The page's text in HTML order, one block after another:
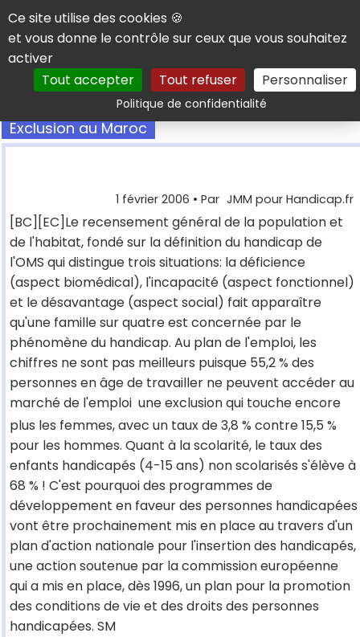
Panneau de gestion des cookies
Ce site utilise des cookies 🍪
et vous donne le contrôle sur ceux que vous souhaitez
activer
Tout accepter
Tout refuser Personnaliser
Politique de confidentialitéRechercher
Exclusion au Maroc
1 février 2006 • Par JMM pour Handicap.fr
[BC][EC]Le recensement général de la population et
de l'habitat, fondé sur la définition du handicap de
l'OMS qui distingue trois situations: la déficience
(aspect biomédical), l'incapacité (aspect fonctionnel)
et le désavantage (aspect social) fait apparaître
qu'une famille sur quatre est concernée par le
phénomène du handicap. Au plan de l'emploi, les
chiffres ne sont pas meilleurs puisque 55,2 % des
personnes en âge de travailler ne peuvent accéder au
marché de l'emploi  une exclusion qui touche encore
plus les femmes, avec un taux de 3,8 % contre 15,5 %
pour les hommes. Quant à la scolarité, le taux des
enfants handicapés (4-15 ans) non scolarisés s'élève à
68 % ! C'est pourquoi des programmes de
développement en faveur des personnes handicapées
vont être prochainement mis en place au travers d'un
plan d'action nationale pour l'insertion des handicapés,
une action soutenue par la commission européenne
qui a mis en place, dès 1996, un plan pour la promotion
des conditions de vie et des droits des personnes
handicapées. SM